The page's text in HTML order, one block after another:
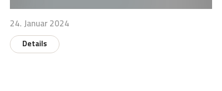
24. Januar 2024
Details